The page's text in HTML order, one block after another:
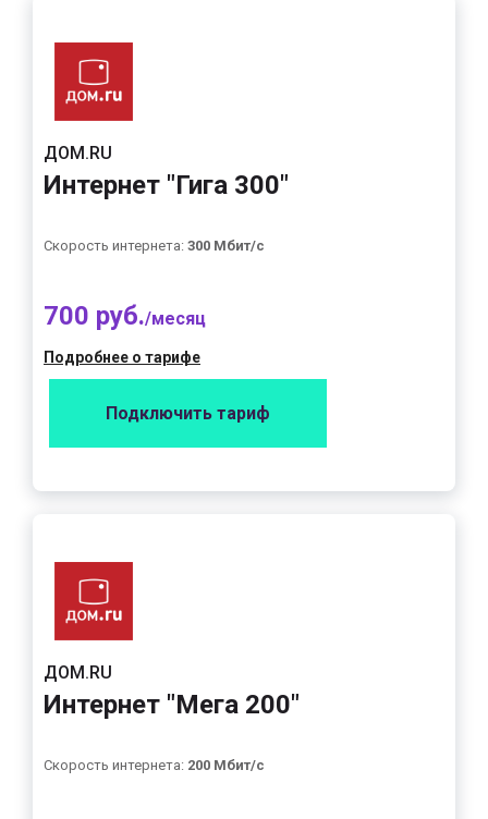
ДОМ.RU
Интернет "Гига 300"
Скорость интернета: 300 Мбит/с
700 руб./месяц
Подробнее о тарифе
Подключить тариф
ДОМ.RU
Интернет "Мега 200"
Скорость интернета: 200 Мбит/с